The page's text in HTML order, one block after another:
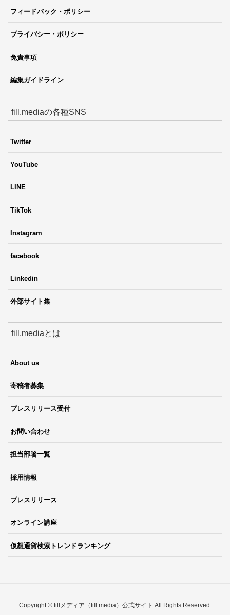
フィードバック・ポリシー
プライバシー・ポリシー
免責事項
編集ガイドライン
fill.mediaの各種SNS
Twitter
YouTube
LINE
TikTok
Instagram
facebook
Linkedin
外部サイト集
fill.mediaとは
About us
寄稿者募集
プレスリリース受付
お問い合わせ
担当部署一覧
採用情報
プレスリリース
オンライン講座
仮想通貨検索トレンドランキング
Copyright © fillメディア（fill.media）公式サイト All Rights Reserved.